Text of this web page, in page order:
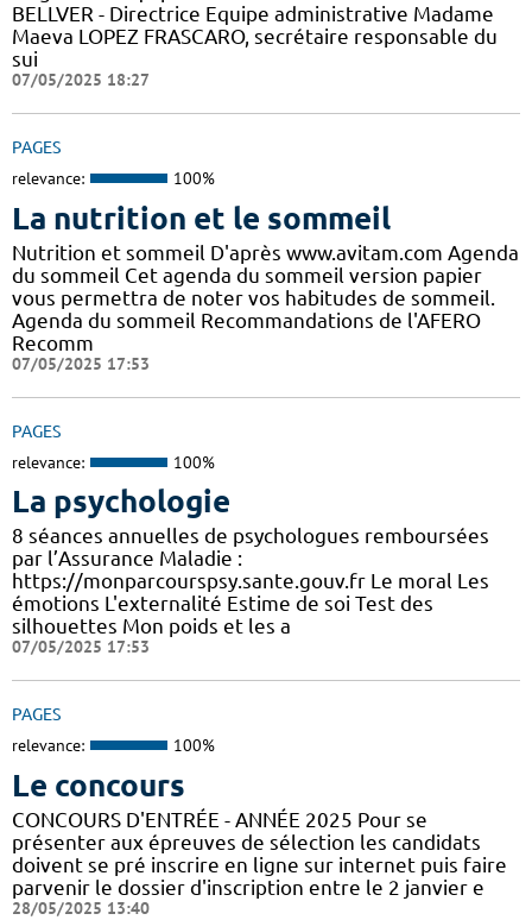
BELLVER - Directrice Equipe administrative Madame
Maeva LOPEZ FRASCARO, secrétaire responsable du
sui
07/05/2025 18:27
PAGES
relevance: 100%
La nutrition et le sommeil
Nutrition et sommeil D'après www.avitam.com Agenda
du sommeil Cet agenda du sommeil version papier
vous permettra de noter vos habitudes de sommeil.
Agenda du sommeil Recommandations de l'AFERO
Recomm
07/05/2025 17:53
PAGES
relevance: 100%
La psychologie
8 séances annuelles de psychologues remboursées
par l’Assurance Maladie :
https://monparcourspsy.sante.gouv.fr Le moral Les
émotions L'externalité Estime de soi Test des
silhouettes Mon poids et les a
07/05/2025 17:53
PAGES
relevance: 100%
Le concours
CONCOURS D'ENTRÉE - ANNÉE 2025 Pour se
présenter aux épreuves de sélection les candidats
doivent se pré inscrire en ligne sur internet puis faire
parvenir le dossier d'inscription entre le 2 janvier e
28/05/2025 13:40